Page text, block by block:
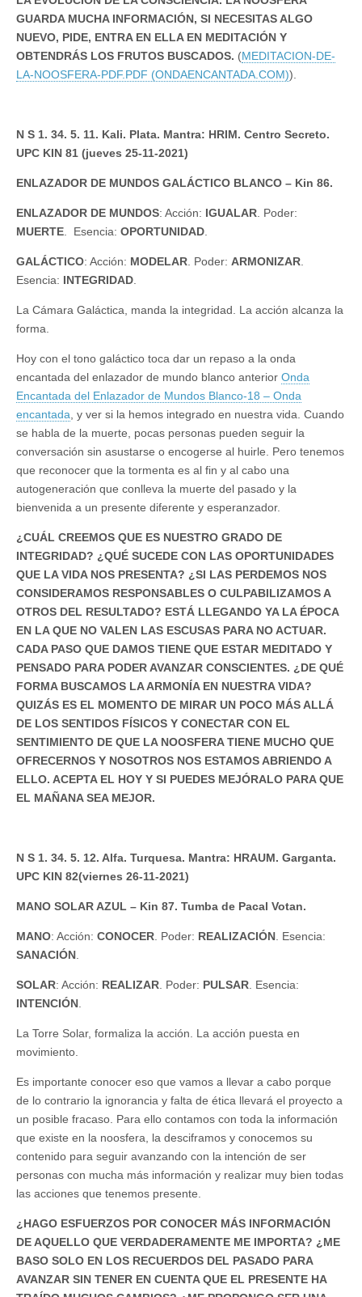
GUARDA MUCHA INFORMACIÓN, SI NECESITAS ALGO
NUEVO, PIDE, ENTRA EN ELLA EN MEDITACIÓN Y
OBTENDRÁS LOS FRUTOS BUSCADOS. (MEDITACION-DE-
LA-NOOSFERA-PDF.PDF (ONDAENCANTADA.COM)).
N S 1. 34. 5. 11. Kali. Plata. Mantra: HRIM. Centro Secreto.
UPC KIN 81 (jueves 25-11-2021)
ENLAZADOR DE MUNDOS GALÁCTICO BLANCO – Kin 86.
ENLAZADOR DE MUNDOS: Acción: IGUALAR. Poder:
MUERTE. Esencia: OPORTUNIDAD.
GALÁCTICO: Acción: MODELAR. Poder: ARMONIZAR.
Esencia: INTEGRIDAD.
La Cámara Galáctica, manda la integridad. La acción alcanza la
forma.
Hoy con el tono galáctico toca dar un repaso a la onda
encantada del enlazador de mundo blanco anterior Onda
Encantada del Enlazador de Mundos Blanco-18 – Onda
encantada, y ver si la hemos integrado en nuestra vida. Cuando
se habla de la muerte, pocas personas pueden seguir la
conversación sin asustarse o encogerse al huirle. Pero tenemos
que reconocer que la tormenta es al fin y al cabo una
autogeneración que conlleva la muerte del pasado y la
bienvenida a un presente diferente y esperanzador.
¿CUÁL CREEMOS QUE ES NUESTRO GRADO DE
INTEGRIDAD? ¿QUÉ SUCEDE CON LAS OPORTUNIDADES
QUE LA VIDA NOS PRESENTA? ¿SI LAS PERDEMOS NOS
CONSIDERAMOS RESPONSABLES O CULPABILIZAMOS A
OTROS DEL RESULTADO? ESTÁ LLEGANDO YA LA ÉPOCA
EN LA QUE NO VALEN LAS ESCUSAS PARA NO ACTUAR.
CADA PASO QUE DAMOS TIENE QUE ESTAR MEDITADO Y
PENSADO PARA PODER AVANZAR CONSCIENTES. ¿DE QUÉ
FORMA BUSCAMOS LA ARMONÍA EN NUESTRA VIDA?
QUIZÁS ES EL MOMENTO DE MIRAR UN POCO MÁS ALLÁ
DE LOS SENTIDOS FÍSICOS Y CONECTAR CON EL
SENTIMIENTO DE QUE LA NOOSFERA TIENE MUCHO QUE
OFRECERNOS Y NOSOTROS NOS ESTAMOS ABRIENDO A
ELLO. ACEPTA EL HOY Y SI PUEDES MEJÓRALO PARA QUE
EL MAÑANA SEA MEJOR.
N S 1. 34. 5. 12. Alfa. Turquesa. Mantra: HRAUM. Garganta.
UPC KIN 82(viernes 26-11-2021)
MANO SOLAR AZUL – Kin 87. Tumba de Pacal Votan.
MANO: Acción: CONOCER. Poder: REALIZACIÓN. Esencia:
SANACIÓN.
SOLAR: Acción: REALIZAR. Poder: PULSAR. Esencia:
INTENCIÓN.
La Torre Solar, formaliza la acción. La acción puesta en
movimiento.
Es importante conocer eso que vamos a llevar a cabo porque
de lo contrario la ignorancia y falta de ética llevará el proyecto a
un posible fracaso. Para ello contamos con toda la información
que existe en la noosfera, la desciframos y conocemos su
contenido para seguir avanzando con la intención de ser
personas con mucha más información y realizar muy bien todas
las acciones que tenemos presente.
¿HAGO ESFUERZOS POR CONOCER MÁS INFORMACIÓN
DE AQUELLO QUE VERDADERAMENTE ME IMPORTA? ¿ME
BASO SOLO EN LOS RECUERDOS DEL PASADO PARA
AVANZAR SIN TENER EN CUENTA QUE EL PRESENTE HA